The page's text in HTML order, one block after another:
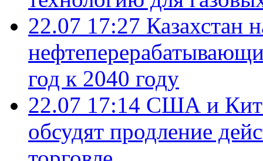
22.07 17:27 Казахстан
год к 2040 году
22.07 17:14 США и
обсудят продление